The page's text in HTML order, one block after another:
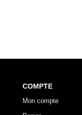
COMPTE
Mon compte